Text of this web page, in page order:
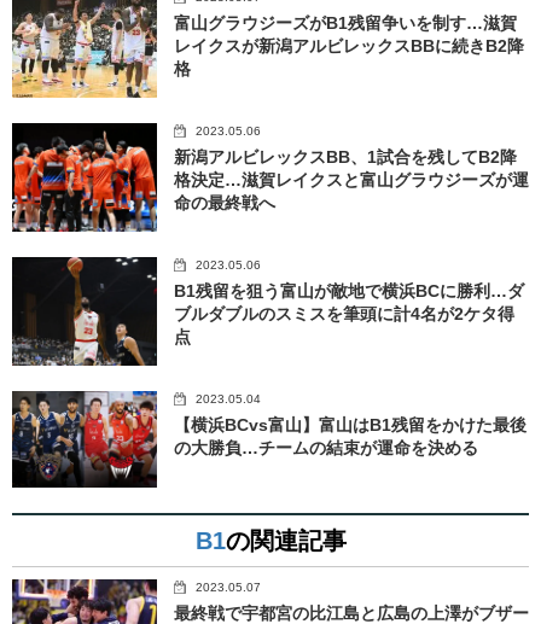
富山グラウジーズがB1残留争いを制す…滋賀
レイクスが新潟アルビレックスBBに続きB2降
格
2023.05.06
新潟アルビレックスBB、1試合を残してB2降
格決定…滋賀レイクスと富山グラウジーズが運
命の最終戦へ
2023.05.06
B1残留を狙う富山が敵地で横浜BCに勝利…ダ
ブルダブルのスミスを筆頭に計4名が2ケタ得
点
2023.05.04
【横浜BCvs富山】富山はB1残留をかけた最後
の大勝負…チームの結束が運命を決める
B1の関連記事
2023.05.07
最終戦で宇都宮の比江島と広島の上澤がブザー